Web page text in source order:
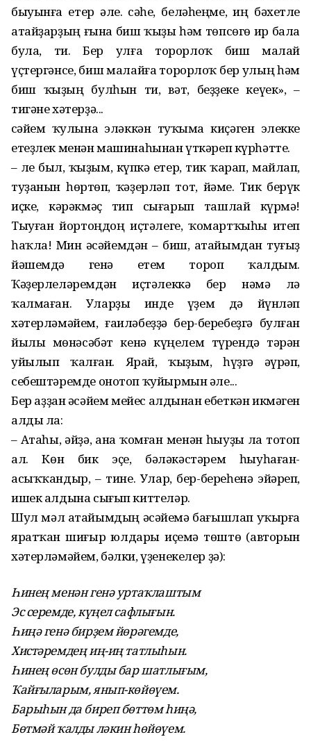
быуынға етер әле. Әсәһе, беләһеңме, иң бәхетле
атайҙарҙың ғына биш ҡыҙы һәм төпсөгө ир бала
була, ти. Бер улға торорлоҡ биш малай
үҫтергәнсе, биш малайға торорлоҡ бер улың һәм
биш ҡыҙың булһын ти, вәт, беҙҙеке кеүек», –
тигәне хәтерҙә...
Әсәйем ҡулына эләккән туҡыма киҫәген элекке
етеҙлек менән ма­шинаһынан үткәреп күрһәтте.
– Әле был, ҡыҙым, күпкә етер, тик ҡарап, майлап,
туҙанын һөртөп, ҡәҙерләп тот, йәме. Тик берүк
иҫке, кәрәкмәҫ тип сығарып ташлай күрмә!
Тыуған йортоңдоң иҫтәлеге, ҡомартҡыһы итеп
һаҡла! Мин әсәйемдән – биш, ата­йымдан туғыҙ
йәшемдә генә етем тороп ҡалдым.
Ҡәҙерлеләремдән иҫтәлеккә бер нәмә лә
ҡалмаған. Уларҙы инде үҙем дә йүнләп
хәтерләмәйем, ғаиләбеҙҙә бер-беребеҙгә булған
йылы мөнәсәбәт кенә күңелем түрендә тәрән
уйылып ҡалған. Ярай, ҡыҙым, һүҙгә әүрәп,
себештәремде онотоп ҡуйырмын әле...
Бер аҙҙан әсәйем мейес алдынан ебеткән икмәген
алды ла:
– Атаһы, әйҙә, ана ҡомған менән һыуҙы ла тотоп
ал. Көн бик эҫе, бәләкәстәрем һыуһаған-
асыҡҡандыр, – тине. Улар, бер-береһенә эйәреп,
ишек алдына сығып киттеләр.
Шул мәл атайымдың әсәйемә бағышлап уҡырға
яратҡан шиғыр юлдары иҫемә төштө (авторын
хә­терләмәйем, бәлки, үҙенекелер ҙә):
Һинең менән генә уртаҡлаштым
Эс серемде, күңел сафлығын.
Һиңә генә бирҙем йөрәгемде,
Хистәремдең иң-иң татлыһын.
Һинең өсөн булды бар шатлығым,
Ҡайғыларым, янып-көйөүем.
Барыһын да биреп бөттөм һиңә,
Бөтмәй ҡалды ләкин һөйөүем.